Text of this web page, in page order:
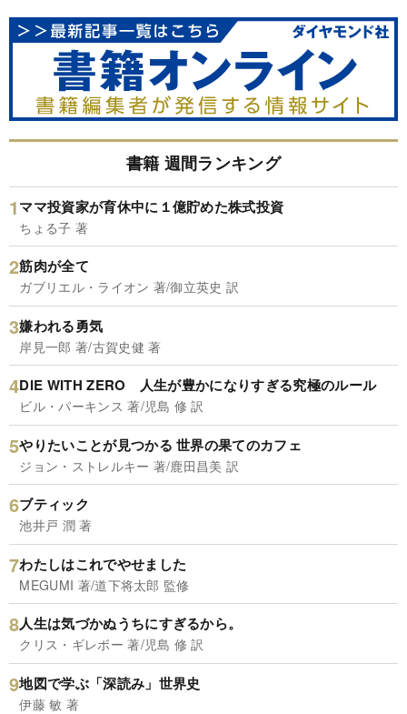
書籍 週間ランキング
ママ投資家が育休中に１億貯めた株式投資
ちょる子 著
筋肉が全て
ガブリエル・ライオン 著/御立英史 訳
嫌われる勇気
岸見一郎 著/古賀史健 著
DIE WITH ZERO 人生が豊かになりすぎる究極のルール
ビル・パーキンス 著/児島 修 訳
やりたいことが見つかる 世界の果てのカフェ
ジョン・ストレルキー 著/鹿田昌美 訳
ブティック
池井戸 潤 著
わたしはこれでやせました
MEGUMI 著/道下将太郎 監修
人生は気づかぬうちにすぎるから。
クリス・ギレボー 著/児島 修 訳
地図で学ぶ「深読み」世界史
伊藤 敏 著